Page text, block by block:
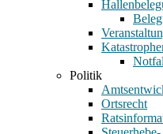
Politik
Ortsrecht